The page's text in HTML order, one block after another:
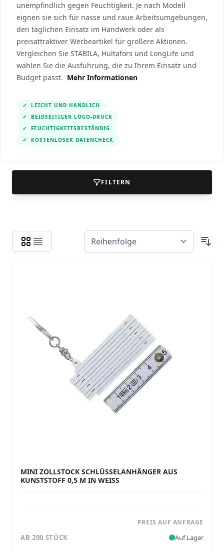
unempfindlich gegen Feuchtigkeit. Je nach Modell
eignen sie sich für nasse und raue Arbeitsumgebungen,
den täglichen Einsatz im Handwerk oder als
preisattraktiver Werbeartikel für größere Aktionen.
Vergleichen Sie STABILA, Hultafors und LongLife und
wählen Sie die Ausführung, die zu Ihrem Einsatz und
Budget passt. Mehr Informationen
✓
LEICHT UND HANDLICH
✓
BEIDSEITIGER LOGO-DRUCK
✓
FEUCHTIGKEITSBESTÄNDIG
✓
KOSTENLOSER DATENCHECK
FILTERN
MINI ZOLLSTOCK SCHLÜSSELANHÄNGER AUS
KUNSTSTOFF 0,5 M IN WEISS
PREIS AUF ANFRAGE
AB 200 STÜCK Auf Lager